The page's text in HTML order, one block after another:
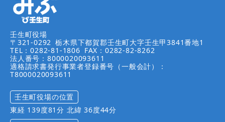
壬生町役場
〒321-0292 栃木県下都賀郡壬生町大字壬生甲3841番地1
TEL：0282-81-1806 FAX：0282-82-8262
法人番号：8000020093611
適格請求書発行事業者登録番号（一般会計）：
T8000020093611
壬生町役場の位置
東経 139度81分 北緯 36度44分